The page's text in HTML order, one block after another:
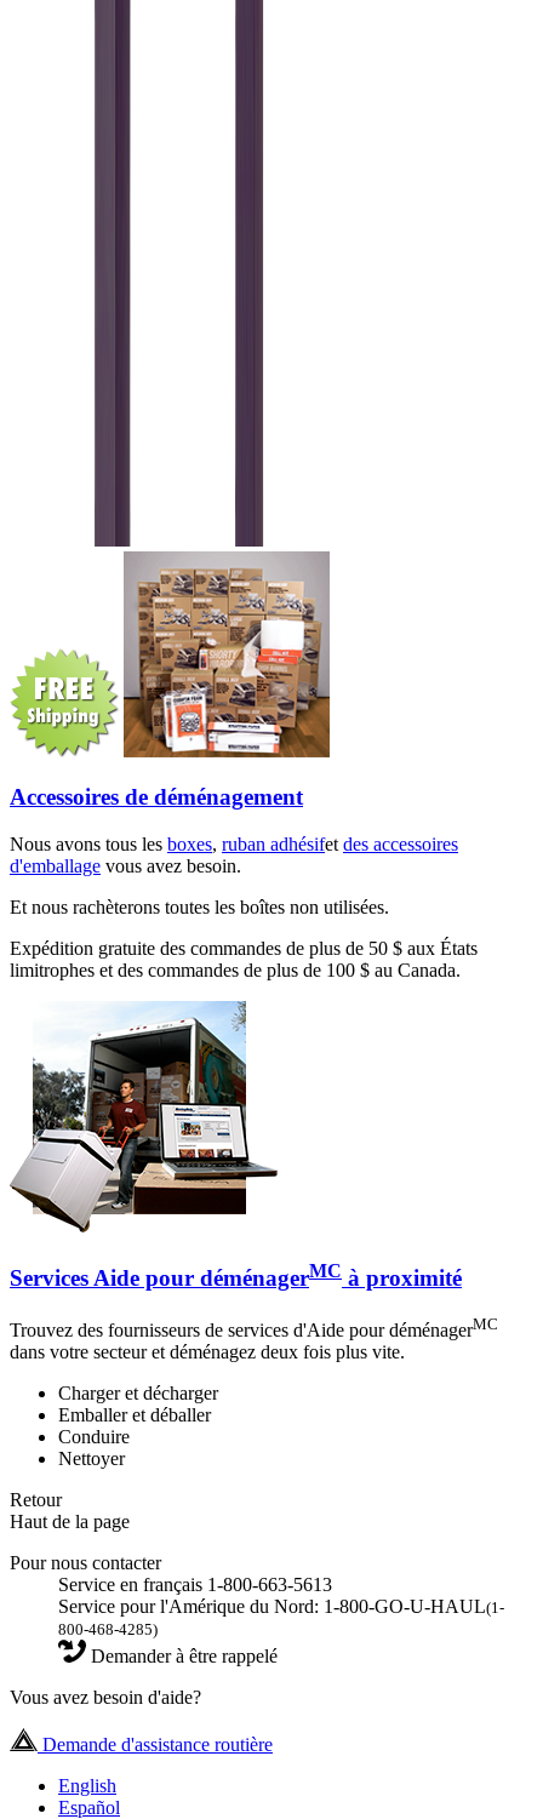
Accessoires de déménagement
Nous avons tous les boxes, ruban adhésifet des accessoires
d'emballage vous avez besoin.
Et nous rachèterons toutes les boîtes non utilisées.
Expédition gratuite des commandes de plus de 50 $ aux États
limitrophes et des commandes de plus de 100 $ au Canada.
Services Aide pour déménagerMC à proximité
Trouvez des fournisseurs de services d'Aide pour déménagerMC
dans votre secteur et déménagez deux fois plus vite.
Charger et décharger
Emballer et déballer
Conduire
Nettoyer
Retour
Haut de la page
Pour nous contacter
Service en français 1-800-663-5613
Service pour l'Amérique du Nord: 1-800-GO-U-HAUL(1-
800-468-4285)
Demander à être rappelé
Vous avez besoin d'aide?
Demande d'assistance routière
English
Español